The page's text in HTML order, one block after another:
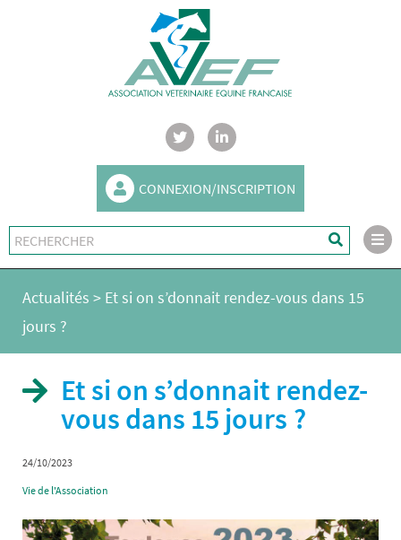
CONNEXION/INSCRIPTION
Actualités > Et si on s’donnait rendez-vous dans 15
jours ?
Et si on s’donnait rendez-
vous dans 15 jours ?
24/10/2023
Vie de l'Association